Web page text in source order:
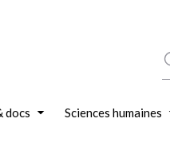
docs Sciences humaines